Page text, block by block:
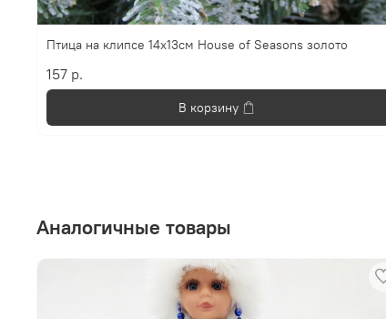
Птица на клипсе 14х13см House of Seasons золото
157 р.
В корзину
Аналогичные товары